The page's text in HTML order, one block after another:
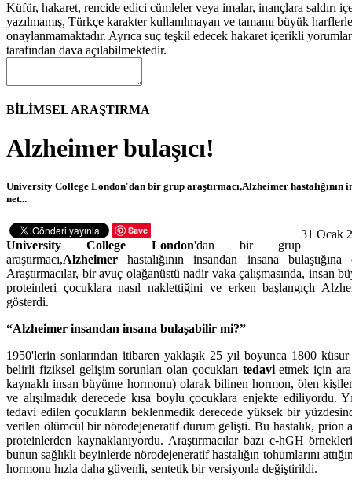
Küfür, hakaret, rencide edici cümleler veya imalar, inançlara saldırı
yazılmamış, Türkçe karakter kullanılmayan ve tamamı büyük
onaylanmamaktadır. Ayrıca suç teşkil edecek hakaret içerikli
tarafından dava açılabilmektedir.
BİLİMSEL ARAŞTIRMA
Alzheimer bulaşıcı!
University College London'dan bir grup araştırmacı,Alzheimer hastalığının
net...
Save
31 Ocak
University College London'dan bir grup
araştırmacı,Alzheimer hastalığının insandan insana
Araştırmacılar, bir avuç olağanüstü nadir vaka çalışmasında, insan
proteinleri çocuklara nasıl naklettiğini ve erken başlangıçlı
gösterdi.
“Alzheimer insandan insana bulaşabilir mi?”
1950'lerin sonlarından itibaren yaklaşık 25 yıl boyunca 1800
belirli fiziksel gelişim sorunları olan çocukları tedavietmek için ara
kaynaklı insan büyüme hormonu) olarak bilinen hormon, ölen
ve alışılmadık derecede kısa boylu çocuklara enjekte ediliyordu.
tedavi edilen çocukların beklenmedik derecede yüksek bir
verilen ölümcül bir nörodejeneratif durum gelişti. Bu hastalık, prion
proteinlerden kaynaklanıyordu. Araştırmacılar bazı c-hGH
bunun sağlıklı beyinlerde nörodejeneratif hastalığın tohumlarını
hormonu hızla daha güvenli, sentetik bir versiyonla değiştirildi.